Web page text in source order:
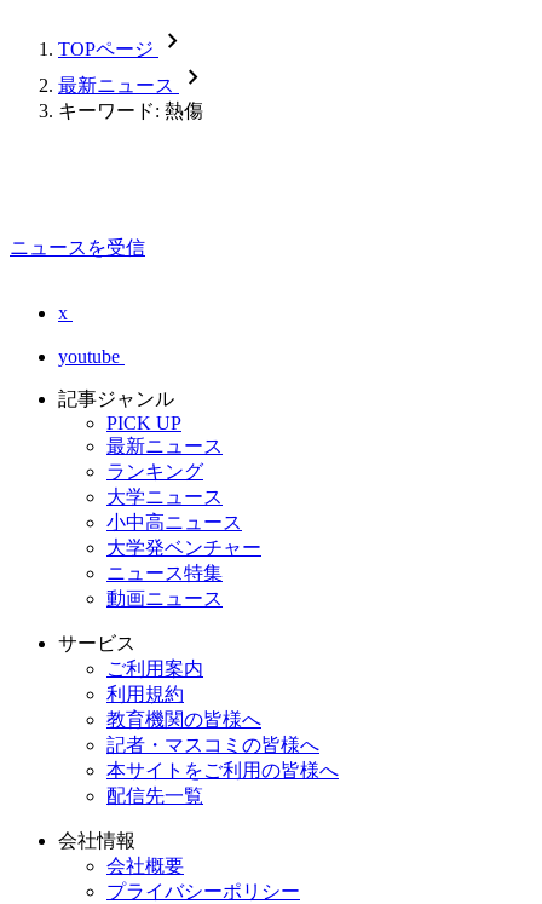
TOPページ chevron_forward
最新ニュース chevron_forward
キーワード: 熱傷
ニュースを受信
x
youtube
記事ジャンル
PICK UP
最新ニュース
ランキング
大学ニュース
小中高ニュース
大学発ベンチャー
ニュース特集
動画ニュース
サービス
ご利用案内
利用規約
教育機関の皆様へ
記者・マスコミの皆様へ
本サイトをご利用の皆様へ
配信先一覧
会社情報
会社概要
プライバシーポリシー